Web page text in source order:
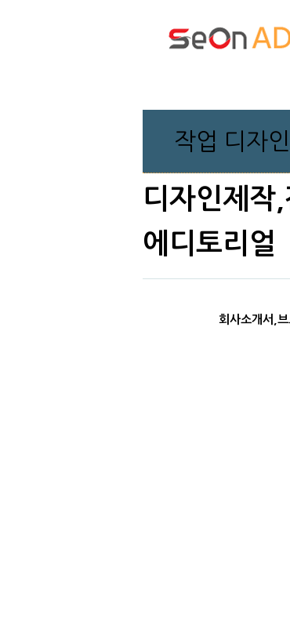
작업 디자인
디자인제작
에디토리얼
회사소개서,